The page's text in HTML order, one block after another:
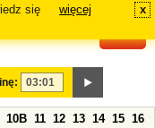
się
więcej x
10B 11 12 13 14 15 16